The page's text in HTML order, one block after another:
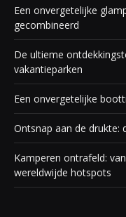
Een onvergetelijke
gecombineerd
De ultieme
vakantieparken
Een onvergetelijke
Ontsnap aan de drukte:
Kamperen ontrafeld:
wereldwijde hotspots